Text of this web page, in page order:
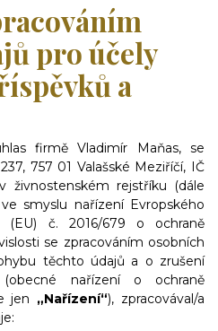
pro účely
a
firmě Vladimír Maňas, se
757 01 Valašské Meziříčí, IČ
živnostenském rejstříku (dále
smyslu nařízení Evropského
(EU) č. 2016/679 o ochraně
se zpracováním osobních
těchto údajů a o zrušení
(obecné nařízení o ochraně
jen „Nařízení“), zpracovával/a